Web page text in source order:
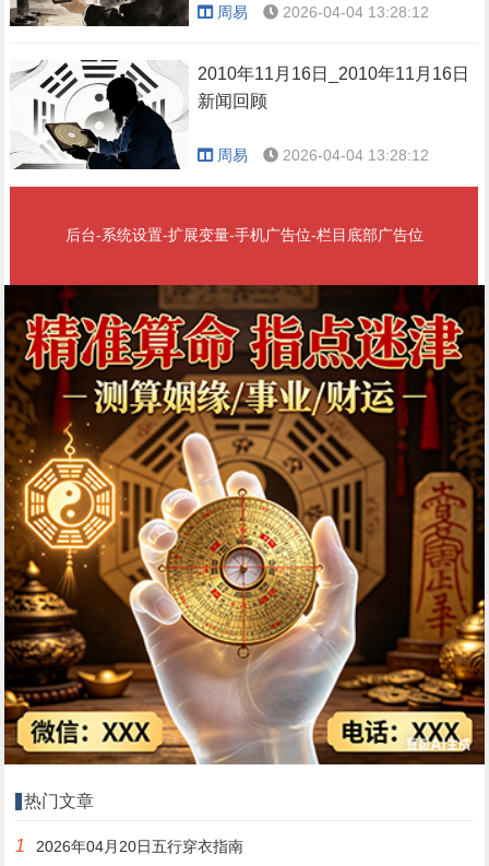
周易 2026-04-04 13:28:12
2010年11月16日_2010年11月16日
新闻回顾
周易 2026-04-04 13:28:12
后台-系统设置-扩展变量-手机广告位-栏目底部广告位
热门文章
1 2026年04月20日五行穿衣指南